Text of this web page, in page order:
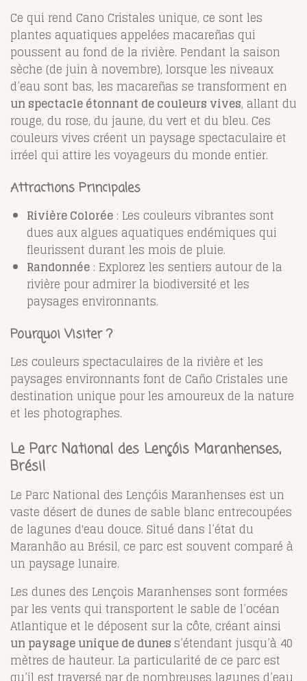
Ce qui rend Cano Cristales unique, ce sont les
plantes aquatiques appelées macareñas qui
poussent au fond de la rivière. Pendant la saison
sèche (de juin à novembre), lorsque les niveaux
d’eau sont bas, les macareñas se transforment en
un spectacle étonnant de couleurs vives, allant du
rouge, du rose, du jaune, du vert et du bleu. Ces
couleurs vives créent un paysage spectaculaire et
irréel qui attire les voyageurs du monde entier.
Attractions Principales
Rivière Colorée : Les couleurs vibrantes sont
dues aux algues aquatiques endémiques qui
fleurissent durant les mois de pluie.
Randonnée : Explorez les sentiers autour de la
rivière pour admirer la biodiversité et les
paysages environnants.
Pourquoi Visiter ?
Les couleurs spectaculaires de la rivière et les
paysages environnants font de Caño Cristales une
destination unique pour les amoureux de la nature
et les photographes.
Le Parc National des Lençóis Maranhenses,
Brésil
Le Parc National des Lençóis Maranhenses est un
vaste désert de dunes de sable blanc entrecoupées
de lagunes d'eau douce. Situé dans l’état du
Maranhão au Brésil, ce parc est souvent comparé à
un paysage lunaire.
Les dunes des Lençois Maranhenses sont formées
par les vents qui transportent le sable de l’océan
Atlantique et le déposent sur la côte, créant ainsi
un paysage unique de dunes s’étendant jusqu’à 40
mètres de hauteur. La particularité de ce parc est